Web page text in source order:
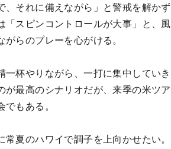
、それに備えながら」と警戒を解かず
「スピンコントロールが大事」と、風
らのプレーを心がける。
一杯やりながら、一打に集中していき
最高のシナリオだが、来季の米ツア
もある。
夏のハワイで調子を上向かせたい。